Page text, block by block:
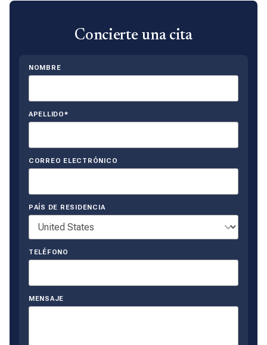
Concierte una cita
NOMBRE
APELLIDO*
CORREO ELECTRÓNICO
PAÍS DE RESIDENCIA
TELÉFONO
MENSAJE